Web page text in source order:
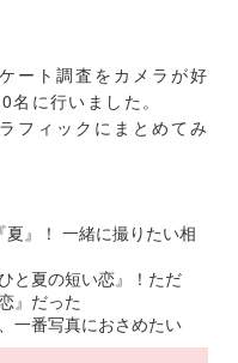
ート調査をカメラが好
に行いました。
フィックにまとめてみ
』！ 一緒に撮りたい相
と夏の短い恋』！ただ
』だった
一番写真におさめたい